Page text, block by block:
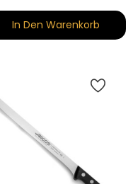
In Den Warenkorb